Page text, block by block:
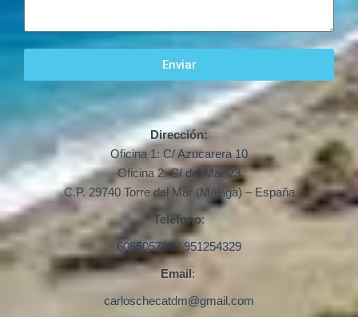
Enviar
Dirección:
Oficina 1: C/ Azucarera 10
Oficina 2:C/ del Mar 23
C.P. 29740 Torre del Mar (Málaga) – España
Teléfono:
606505788/951254329
Email:
carloschecatdm@gmail.com